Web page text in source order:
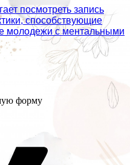
посмотреть запись
способствующие
молодежи с ментальными
форму